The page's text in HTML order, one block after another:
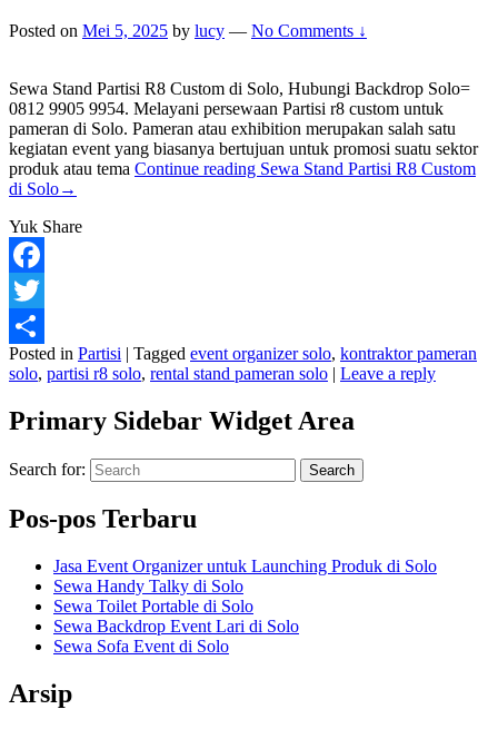
Posted on Mei 5, 2025 by lucy — No Comments ↓
Sewa Stand Partisi R8 Custom di Solo, Hubungi Backdrop Solo=
0812 9905 9954. Melayani persewaan Partisi r8 custom untuk
pameran di Solo. Pameran atau exhibition merupakan salah satu
kegiatan event yang biasanya bertujuan untuk promosi suatu sektor
produk atau tema Continue reading Sewa Stand Partisi R8 Custom
di Solo→
Yuk Share
Facebook
Twitter
Share
Posted in Partisi | Tagged event organizer solo, kontraktor pameran
solo, partisi r8 solo, rental stand pameran solo | Leave a reply
Primary Sidebar Widget Area
Search for: Search
Pos-pos Terbaru
Jasa Event Organizer untuk Launching Produk di Solo
Sewa Handy Talky di Solo
Sewa Toilet Portable di Solo
Sewa Backdrop Event Lari di Solo
Sewa Sofa Event di Solo
Arsip